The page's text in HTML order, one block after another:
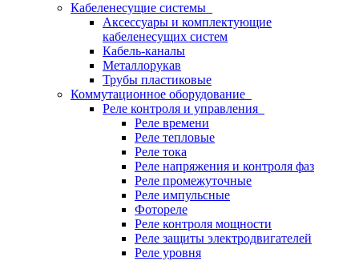
Кабеленесущие системы
Аксессуары и комплектующие
кабеленесущих систем
Кабель-каналы
Металлорукав
Трубы пластиковые
Коммутационное оборудование
Реле контроля и управления
Реле времени
Реле тепловые
Реле тока
Реле напряжения и контроля фаз
Реле промежуточные
Реле импульсные
Фотореле
Реле контроля мощности
Реле защиты электродвигателей
Реле уровня